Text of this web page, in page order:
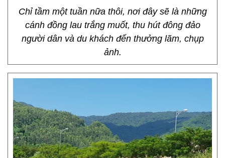
Chỉ tầm một tuần nữa thôi, nơi đây sẽ là những
cánh đồng lau trắng muốt, thu hút đông đảo
người dân và du khách đến thưởng lãm, chụp
ảnh.